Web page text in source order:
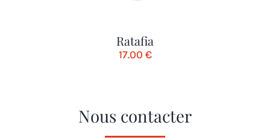
Ratafia
17.00 €
Nous contacter